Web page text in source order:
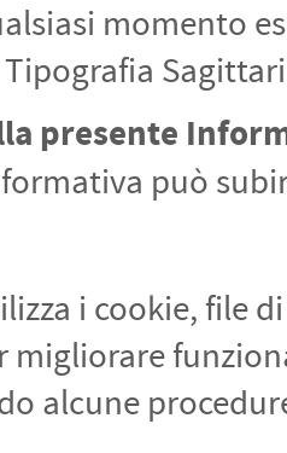
momento
presente
può
i cookie, file
alcune